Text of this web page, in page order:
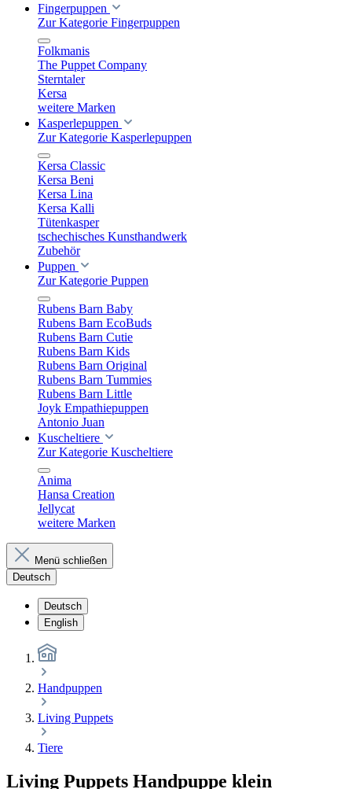
Fingerpuppen
Zur Kategorie Fingerpuppen
Folkmanis
The Puppet Company
Sterntaler
Kersa
weitere Marken
Kasperlepuppen
Zur Kategorie Kasperlepuppen
Kersa Classic
Kersa Beni
Kersa Lina
Kersa Kalli
Tütenkasper
tschechisches Kunsthandwerk
Zubehör
Puppen
Zur Kategorie Puppen
Rubens Barn Baby
Rubens Barn EcoBuds
Rubens Barn Cutie
Rubens Barn Kids
Rubens Barn Original
Rubens Barn Tummies
Rubens Barn Little
Joyk Empathiepuppen
Antonio Juan
Kuscheltiere
Zur Kategorie Kuscheltiere
Anima
Hansa Creation
Jellycat
weitere Marken
Menü schließen
Deutsch
Deutsch
English
Handpuppen
Living Puppets
Tiere
Living Puppets Handpuppe klein